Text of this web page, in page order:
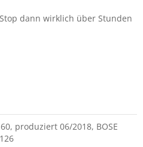
dann wirklich über Stunden
produziert 06/2018, BOSE